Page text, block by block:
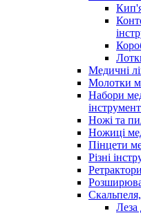
Медичні
Молотки
Набори
Ножі та
Ножиці
Пінцети
Різні
Леза